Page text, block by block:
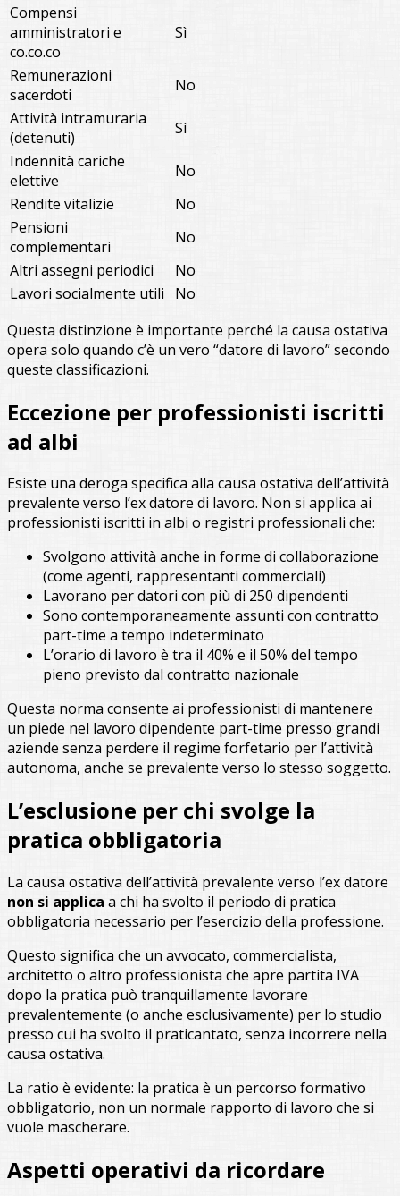
Compensi
amministratori e
co.co.co
Sì
Remunerazioni
sacerdoti
No
Attività intramuraria
(detenuti)
Sì
Indennità cariche
elettive
No
Rendite vitalizie
No
Pensioni
complementari
No
Altri assegni periodici
No
Lavori socialmente utili No
Questa distinzione è importante perché la causa ostativa
opera solo quando c’è un vero “datore di lavoro” secondo
queste classificazioni.
Eccezione per professionisti iscritti
ad albi
Esiste una deroga specifica alla causa ostativa dell’attività
prevalente verso l’ex datore di lavoro. Non si applica ai
professionisti iscritti in albi o registri professionali che:
Svolgono attività anche in forme di collaborazione
(come agenti, rappresentanti commerciali)
Lavorano per datori con più di 250 dipendenti
Sono contemporaneamente assunti con contratto
part-time a tempo indeterminato
L’orario di lavoro è tra il 40% e il 50% del tempo
pieno previsto dal contratto nazionale
Questa norma consente ai professionisti di mantenere
un piede nel lavoro dipendente part-time presso grandi
aziende senza perdere il regime forfetario per l’attività
autonoma, anche se prevalente verso lo stesso soggetto.
L’esclusione per chi svolge la
pratica obbligatoria
La causa ostativa dell’attività prevalente verso l’ex datore
non si applica a chi ha svolto il periodo di pratica
obbligatoria necessario per l’esercizio della professione.
Questo significa che un avvocato, commercialista,
architetto o altro professionista che apre partita IVA
dopo la pratica può tranquillamente lavorare
prevalentemente (o anche esclusivamente) per lo studio
presso cui ha svolto il praticantato, senza incorrere nella
causa ostativa.
La ratio è evidente: la pratica è un percorso formativo
obbligatorio, non un normale rapporto di lavoro che si
vuole mascherare.
Aspetti operativi da ricordare